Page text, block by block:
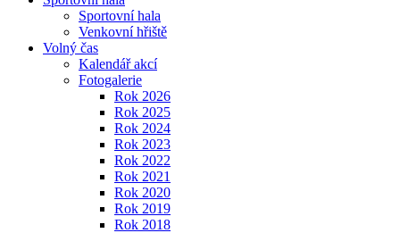
Sportovní hala
Venkovní hřiště
Volný čas
Kalendář akcí
Fotogalerie
Rok 2026
Rok 2025
Rok 2024
Rok 2023
Rok 2022
Rok 2021
Rok 2020
Rok 2019
Rok 2018